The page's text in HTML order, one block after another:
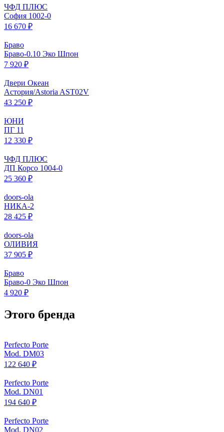
ЧФД ПЛЮС
София 1002-0
16 670 ₽
Браво
Браво-0.10 Эко Шпон
7 920 ₽
Двери Океан
Астория/Astoria AST02V
43 250 ₽
ЮНИ
ПГ 11
12 330 ₽
ЧФД ПЛЮС
ДП Корсо 1004-0
25 360 ₽
doors-ola
НИКА-2
28 425 ₽
doors-ola
ОЛИВИЯ
37 905 ₽
Браво
Браво-0 Эко Шпон
4 920 ₽
Этого бренда
Perfecto Porte
Mod. DM03
122 640 ₽
Perfecto Porte
Mod. DN01
194 640 ₽
Perfecto Porte
Mod. DN02